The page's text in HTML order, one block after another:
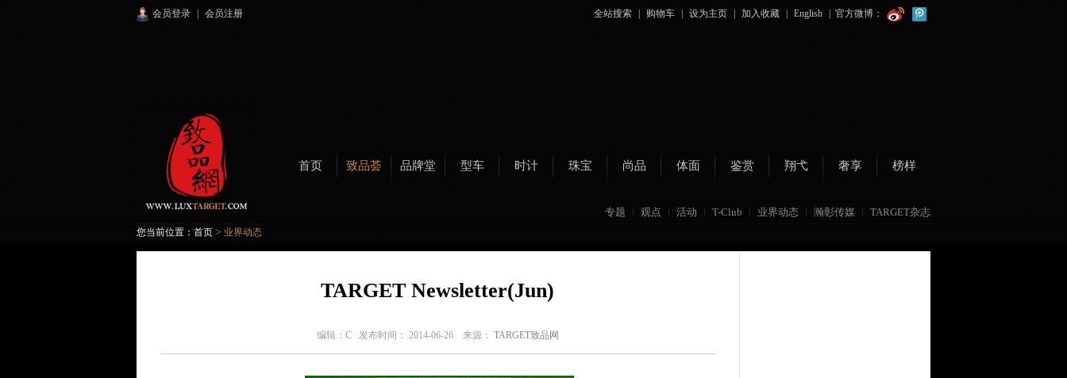
会员登录 会员注册 全站搜索 购物车 设为主页 加入收藏 English 官方微博：
首页 致品荟 品牌堂 型车 时计 珠宝 尚品 体面 鉴赏 翔弋 奢享 榜样
专题 观点 活动 T-Club 业界动态 瀚彰传媒 TARGET杂志
您当前位置： 首页 > 业界动态
TARGET Newsletter(Jun)
编辑： C 发布时间： 2014-06-26 来源： TARGET致品网